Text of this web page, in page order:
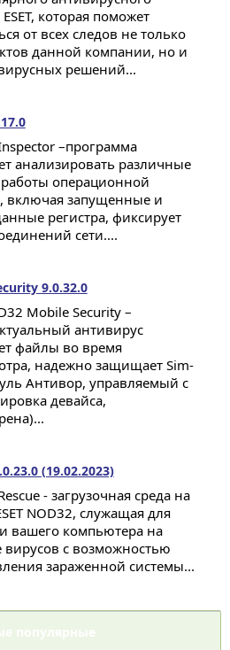
которая поможет
от всех следов не только
данной компании, но и
решений...
–программа
анализировать различные
операционной
включая запущенные и
регистра, фиксирует
сети....
9.0.32.0
Mobile Security –
антивирус
файлы во время
надежно защищает Sim-
Антивор, управляемый с
девайса,
(19.02.2023)
- загрузочная среда на
NOD32, служащая для
вашего компьютера на
вирусов с возможностью
зараженной системы...
популярные